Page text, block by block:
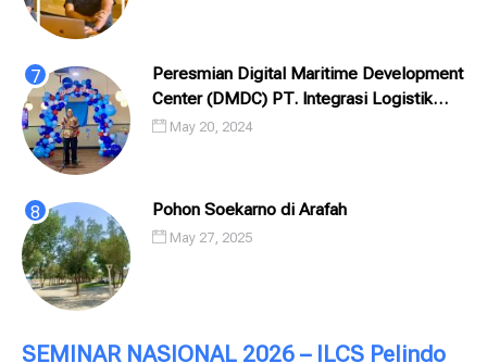
Peresmian Digital Maritime Development
Center (DMDC) PT. Integrasi Logistik
Cipta Solusi (ILCS) / Pelindo Solusi
May 20, 2024
Pohon Soekarno di Arafah
May 27, 2025
SEMINAR NASIONAL 2026 – ILCS Pelindo